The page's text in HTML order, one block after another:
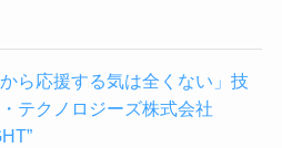
ら応援する気は全くない」技
テクノロジーズ株式会社